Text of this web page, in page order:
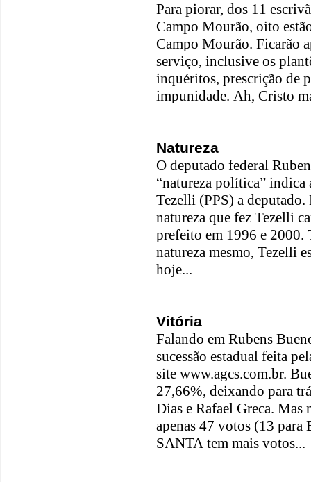
Para piorar, dos 11
Campo Mourão, oito
Campo Mourão. Ficarão
serviço, inclusive os
inquéritos, prescrição de
impunidade. Ah, Cristo
Natureza
O deputado federal
“natureza política”
Tezelli (PPS) a
natureza que fez Tezelli
prefeito em 1996 e 2000.
natureza mesmo, Tezelli
hoje...
Vitória
Falando em Rubens
sucessão estadual feita
site www.agcs.com.br.
27,66%, deixando para
Dias e Rafael Greca. Mas
apenas 47 votos (13 para
SANTA tem mais votos...